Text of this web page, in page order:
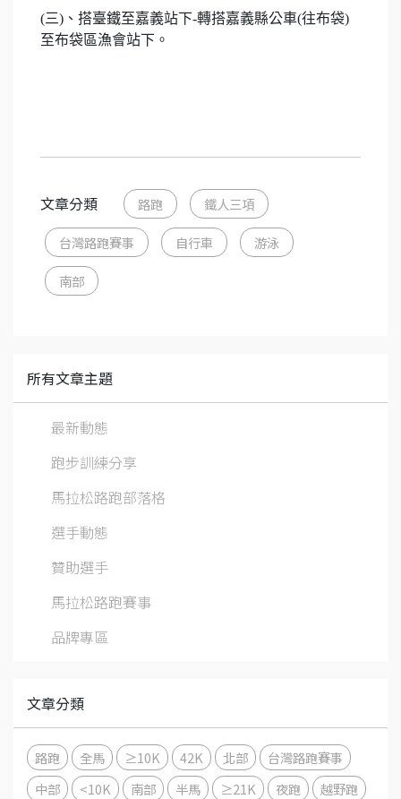
(三)、搭臺鐵至嘉義站下-轉搭嘉義縣公車(往布袋)
至布袋區漁會站下。
文章分類 路跑 鐵人三項
台灣路跑賽事 自行車 游泳
南部
所有文章主題
最新動態
跑步訓練分享
馬拉松路跑部落格
選手動態
贊助選手
馬拉松路跑賽事
品牌專區
文章分類
路跑 全馬 ≥10K 42K 北部
台灣路跑賽事
中部
<10K 南部 半馬 ≥21K 夜跑
越野跑